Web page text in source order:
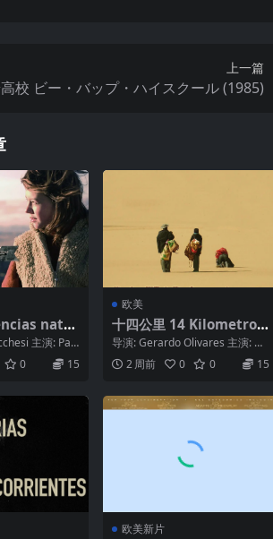
上一篇
校 ビー・バップ・ハイスクール (1985)
natur
主演: Pau
0 15
欧美
十四公里 14 Kilometros
(2007)
导演: Gerardo Olivares 主演: Ad
oum Moussa / ...
2 周前 0 0 15
欧美新片